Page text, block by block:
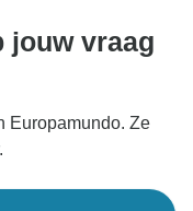
jouw vraag
Europamundo. Ze